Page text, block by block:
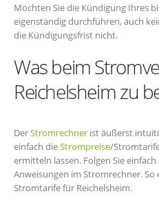
Möchten Sie die Kündigung Ihres
eigenständig durchführen, auch
die Kündigungsfrist nicht.
Was beim
Reichelsheim zu
DerStromrechner ist äußerst
einfach dieStrompreise/
ermitteln lassen. Folgen Sie
Anweisungen im Stromrechner. So
Stromtarife für Reichelsheim.